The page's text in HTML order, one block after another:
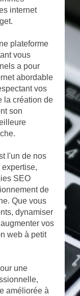
internet
plateforme
vous
a pour
abordable
vos
la création de
son
l'un de nos
SEO
de
Que vous
dynamiser
vos
web à petit
une
améliorée à